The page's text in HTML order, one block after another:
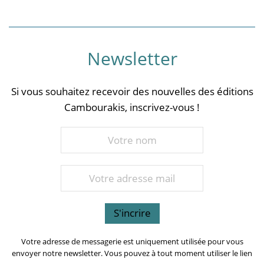
Newsletter
Si vous souhaitez recevoir des nouvelles des éditions
Cambourakis, inscrivez-vous !
Votre adresse de messagerie est uniquement utilisée pour vous
envoyer notre newsletter. Vous pouvez à tout moment utiliser le lien